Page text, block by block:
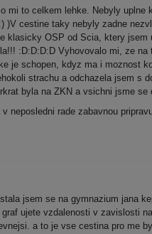
mi to celkem lehke. Nebyly
cestine taky nebyly zadne
OSP od Scia, ktery
:D:D:D:D Vyhovovalo mi, ze
je schopen, kdyz ma i moznost
strachu a odchazela jsem s
byla na ZKN a vsichni jsme
rade zabavnou
jsem se na gymnazium jana
ujete vzdalenosti v zavislosti
a to je vse cestina pro me